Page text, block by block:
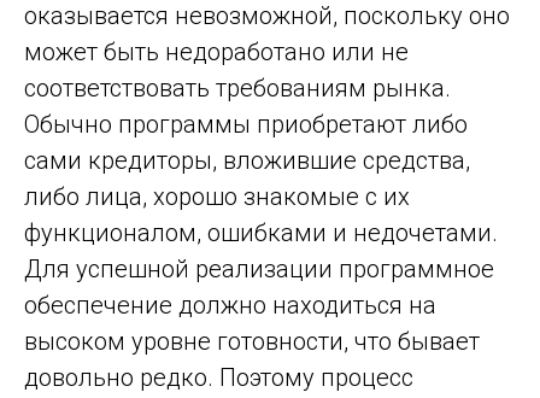
оказывается невозможной, поскольку оно
может быть недоработано или не
соответствовать требованиям рынка.
Обычно программы приобретают либо
сами кредиторы, вложившие средства,
либо лица, хорошо знакомые с их
функционалом, ошибками и недочетами.
Для успешной реализации программное
обеспечение должно находиться на
высоком уровне готовности, что бывает
довольно редко. Поэтому процесс